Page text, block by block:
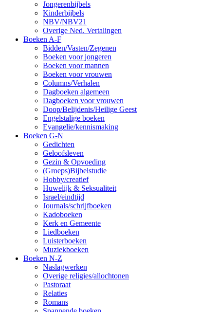
Jongerenbijbels
Kinderbijbels
NBV/NBV21
Overige Ned. Vertalingen
Boeken A-F
Bidden/Vasten/Zegenen
Boeken voor jongeren
Boeken voor mannen
Boeken voor vrouwen
Columns/Verhalen
Dagboeken algemeen
Dagboeken voor vrouwen
Doop/Belijdenis/Heilige Geest
Engelstalige boeken
Evangelie/kennismaking
Boeken G-N
Gedichten
Geloofsleven
Gezin & Opvoeding
(Groeps)Bijbelstudie
Hobby/creatief
Huwelijk & Seksualiteit
Israel/eindtijd
Journals/schrijfboeken
Kadoboeken
Kerk en Gemeente
Liedboeken
Luisterboeken
Muziekboeken
Boeken N-Z
Naslagwerken
Overige religies/allochtonen
Pastoraat
Relaties
Romans